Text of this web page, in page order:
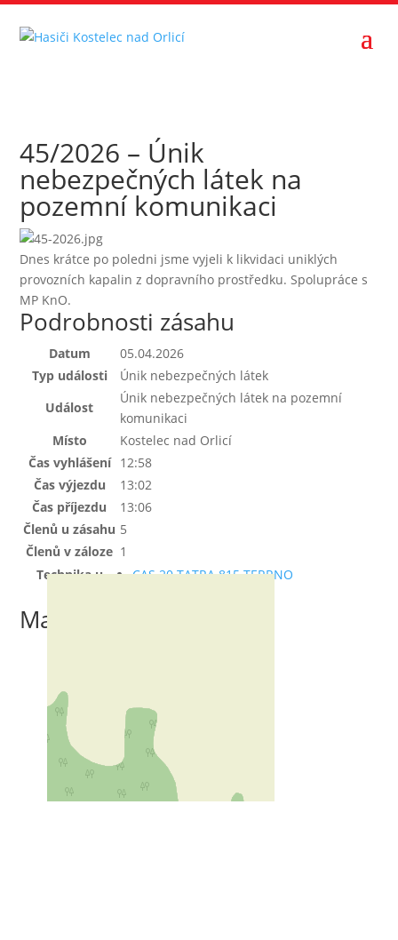
45/2026 – Únik
nebezpečných látek na
pozemní komunikaci
Dnes krátce po poledni jsme vyjeli k likvidaci uniklých
provozních kapalin z dopravního prostředku. Spolupráce s
MP KnO.
Podrobnosti zásahu
Datum
05.04.2026
Typ události
Únik nebezpečných látek
Událost
Únik nebezpečných látek na pozemní
komunikaci
Místo
Kostelec nad Orlicí
Čas vyhlášení 12:58
Čas výjezdu
13:02
Čas příjezdu
13:06
Členů u zásahu 5
Členů v záloze 1
Technika u
CAS 20 TATRA 815 TERRNO
Mapa